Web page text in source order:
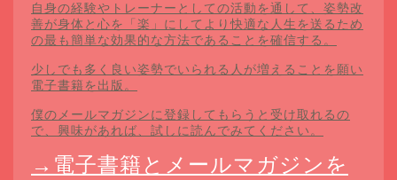
自身の経験やトレーナーとしての活動を通して、姿勢改
善が身体と心を「楽」にしてより快適な人生を送るため
の最も簡単な効果的な方法であることを確信する。
少しでも多く良い姿勢でいられる人が増えることを願い
電子書籍を出版。
僕のメールマガジンに登録してもらうと受け取れるの
で、興味があれば、試しに読んでみてください。
→電子書籍とメールマガジンを